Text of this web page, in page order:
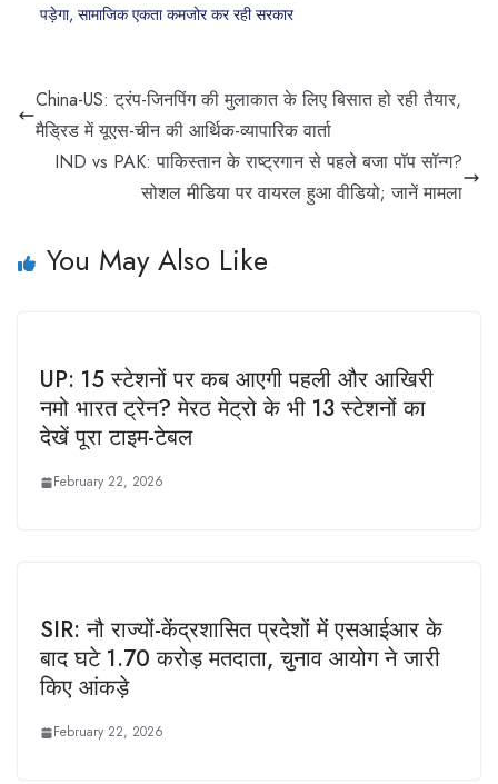
पड़ेगा, सामाजिक एकता कमजोर कर रही सरकार
China-US: ट्रंप-जिनपिंग की मुलाकात के लिए बिसात हो रही तैयार,
मैड्रिड में यूएस-चीन की आर्थिक-व्यापारिक वार्ता
IND vs PAK: पाकिस्तान के राष्ट्रगान से पहले बजा पॉप सॉन्ग?
सोशल मीडिया पर वायरल हुआ वीडियो; जानें मामला
You May Also Like
UP: 15 स्टेशनों पर कब आएगी पहली और आखिरी
नमो भारत ट्रेन? मेरठ मेट्रो के भी 13 स्टेशनों का
देखें पूरा टाइम-टेबल
February 22, 2026
SIR: नौ राज्यों-केंद्रशासित प्रदेशों में एसआईआर के
बाद घटे 1.70 करोड़ मतदाता, चुनाव आयोग ने जारी
किए आंकड़े
February 22, 2026